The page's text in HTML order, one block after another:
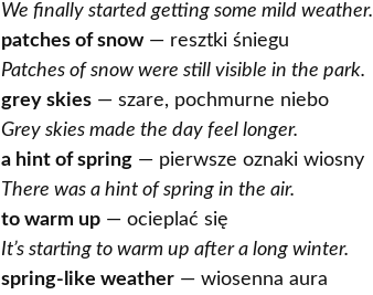
We finally started getting some mild weather.
patches of snow— resztki śniegu
Patches of snow were still visible in the park.
grey skies — szare, pochmurne niebo
Grey skies made the day feel longer.
a hint of spring — pierwsze oznaki wiosny
There was a hint of spring in the air.
to warm up — ocieplać się
It’s starting to warm up after a long winter.
spring-like weather — wiosenna aura